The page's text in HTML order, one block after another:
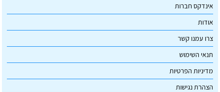
אינדקס חברות
אודות
צרו עמנו קשר
תנאי השימוש
מדיניות הפרטיות
הצהרת נגישות